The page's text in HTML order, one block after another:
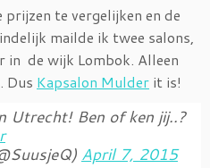
te vergelijken en de
mailde ik twee salons,
in de wijk Lombok. Alleen
Dus Kapsalon Mulder it is!
Utrecht! Ben of ken jij..?
April 7, 2015